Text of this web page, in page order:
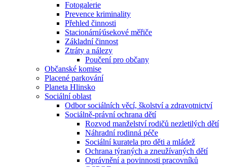
Fotogalerie
Prevence kriminality
Přehled činnosti
Stacionární⁄úsekové měřiče
Základní činnost
Ztráty a nálezy
Poučení pro občany
Občanské komise
Placené parkování
Planeta Hlinsko
Sociální oblast
Odbor sociálních věcí, školství a zdravotnictví
Sociálně-právní ochrana dětí
Rozvod manželství rodičů nezletilých dětí
Náhradní rodinná péče
Sociální kuratela pro děti a mládež
Ochrana týraných a zneužívaných dětí
Oprávnění a povinnosti pracovníků